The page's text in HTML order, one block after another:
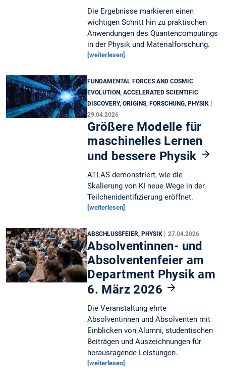
Die Ergebnisse markieren einen
wichtigen Schritt hin zu praktischen
Anwendungen des Quantencomputings
in der Physik und Materialforschung.
[weiterlesen]
FUNDAMENTAL FORCES AND COSMIC
EVOLUTION, ACCELERATED SCIENTIFIC
DISCOVERY, ORIGINS, FORSCHUNG, PHYSIK |
29.04.2026
Größere Modelle für
maschinelles Lernen
und bessere Physik
ATLAS demonstriert, wie die
Skalierung von KI neue Wege in der
Teilchenidentifizierung eröffnet.
[weiterlesen]
ABSCHLUSSFEIER, PHYSIK |27.04.2026
Absolventinnen- und
Absolventenfeier am
Department Physik am
6. März 2026
Die Veranstaltung ehrte
Absolventinnen und Absolventen mit
Einblicken von Alumni, studentischen
Beiträgen und Auszeichnungen für
herausragende Leistungen.
[weiterlesen]